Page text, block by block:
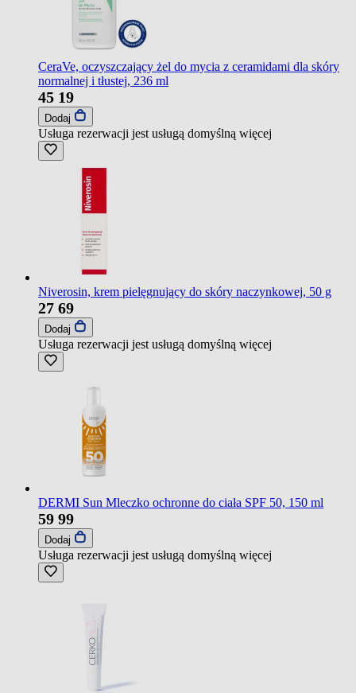
CeraVe, oczyszczający żel do mycia z ceramidami dla skóry
normalnej i tłustej, 236 ml
45 19
Dodaj
Usługa rezerwacji jest usługą domyślną więcej
Niverosin, krem pielęgnujący do skóry naczynkowej, 50 g
27 69
Dodaj
Usługa rezerwacji jest usługą domyślną więcej
DERMI Sun Mleczko ochronne do ciała SPF 50, 150 ml
59 99
Dodaj
Usługa rezerwacji jest usługą domyślną więcej